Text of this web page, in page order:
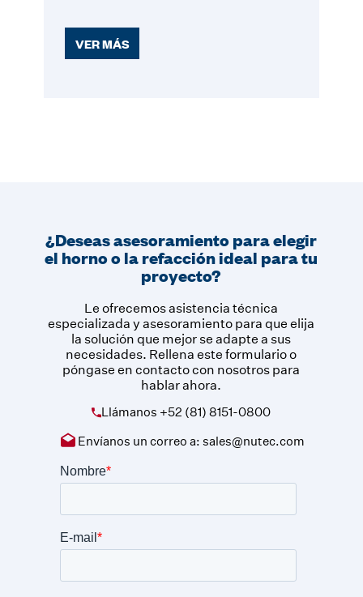
VER MÁS
¿Deseas asesoramiento para elegir
el horno o la refacción ideal para tu
proyecto?
Le ofrecemos asistencia técnica
especializada y asesoramiento para que elija
la solución que mejor se adapte a sus
necesidades. Rellena este formulario o
póngase en contacto con nosotros para
hablar ahora.
Llámanos +52 (81) 8151-0800
Envíanos un correo a: sales@nutec.com